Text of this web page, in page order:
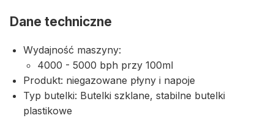
Dane techniczne
Wydajność maszyny:
4000 - 5000 bph przy 100ml
Produkt: niegazowane płyny i napoje
Typ butelki: Butelki szklane, stabilne butelki
plastikowe